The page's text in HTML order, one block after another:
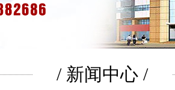
/ 新闻中心 /